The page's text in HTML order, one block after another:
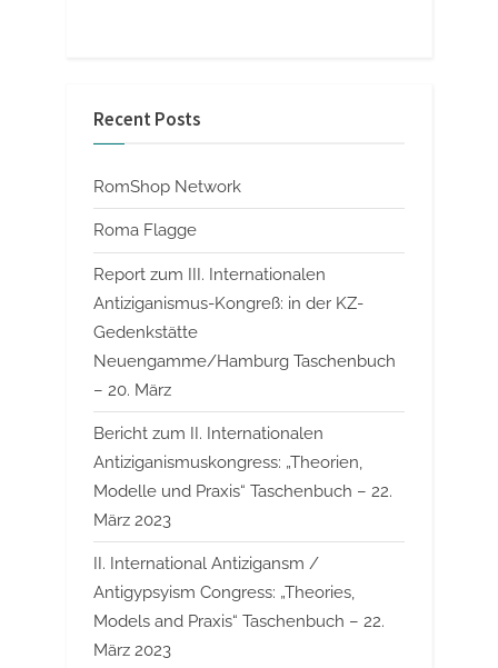
Recent Posts
RomShop Network
Roma Flagge
Report zum III. Internationalen
Antiziganismus-Kongreß: in der KZ-
Gedenkstätte
Neuengamme/Hamburg Taschenbuch
– 20. März
Bericht zum II. Internationalen
Antiziganismuskongress: „Theorien,
Modelle und Praxis“ Taschenbuch – 22.
März 2023
II. International Antizigansm /
Antigypsyism Congress: „Theories,
Models and Praxis“ Taschenbuch – 22.
März 2023